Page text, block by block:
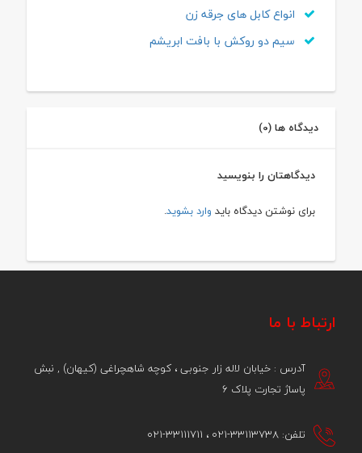
انواع کابل های جرقه زن
سیم دو روکش با بافت ابریشم
دیدگاه ها (0)
دیدگاهتان را بنویسید
برای نوشتن دیدگاه باید وارد بشوید.
ارتباط با ما
آدرس : خیابان لاله زار جنوبی ، کوچه شاهچراغی (کیهان) , نبش
پاساژ تجارت پلاک 6
تلفن: 33113738-021 ، 33111711-021